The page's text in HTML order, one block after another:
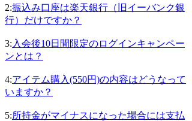
2:振込み口座は楽天銀行（旧イーバンク銀
行）だけですか？
3: 入会後10日間限定のログインキャンペー
ンとは？
4:アイテム購入(550円)の内容はどうなって
いますか？
5:所持金がマイナスになった場合には支払